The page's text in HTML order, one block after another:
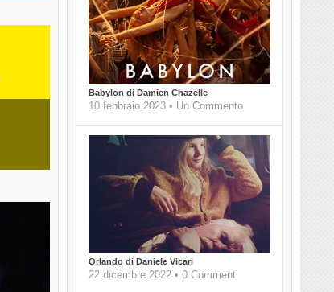
Babylon di Damien Chazelle
10 febbraio 2023 • Un Commento
Orlando di Daniele Vicari
22 dicembre 2022 • 0 Commenti